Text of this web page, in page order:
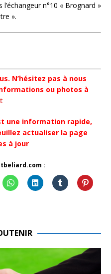
n°10 « Brognard »
».
N’hésitez pas à nous
ou photos à
une information rapide,
actualiser la page
à jour
: